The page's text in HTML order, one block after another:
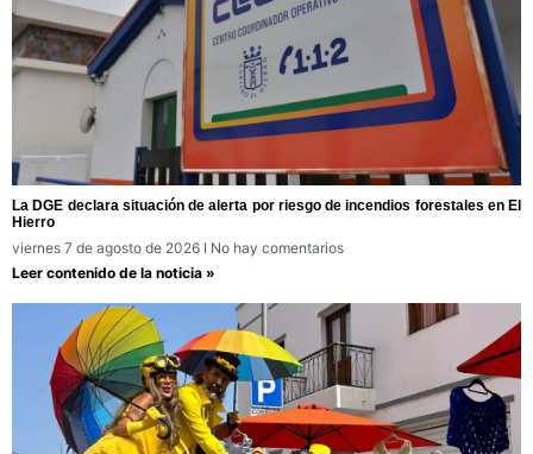
La DGE declara situación de alerta por riesgo de incendios forestales en El
Hierro
viernes 7 de agosto de 2026
No hay comentarios
Leer contenido de la noticia »